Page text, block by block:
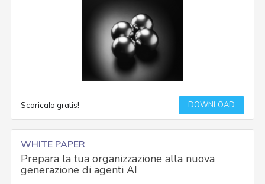
Scaricalo gratis! DOWNLOAD
WHITE PAPER
Prepara la tua organizzazione alla nuova
generazione di agenti AI